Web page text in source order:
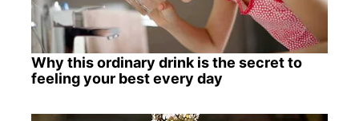
Why this ordinary drink is the secret to
feeling your best every day